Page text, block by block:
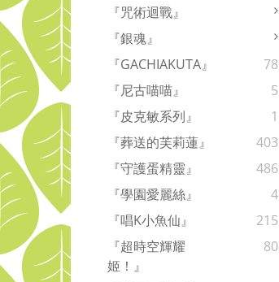
『咒術迴戰』
『銀魂』
『GACHIAKUTA』
78
『尼古喵喵』
5
『皮克敏系列』
1
『葬送的芙莉蓮』
403
『守護蛋精靈』
486
『學園愛麗絲』
4
『唱K小魚仙』
215
『超時空輝耀
姬！』
80